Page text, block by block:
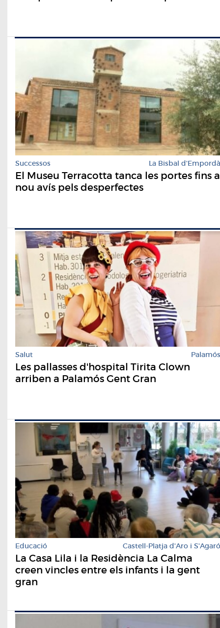
Successos La Bisbal d'Empordà
El Museu Terracotta tanca les portes fins a
nou avís pels desperfectes
Salut Palamós
Les pallasses d'hospital Tirita Clown
arriben a Palamós Gent Gran
Educació Castell-Platja d'Aro i S'Agaró
La Casa Lila i la Residència La Calma
creen vincles entre els infants i la gent
gran